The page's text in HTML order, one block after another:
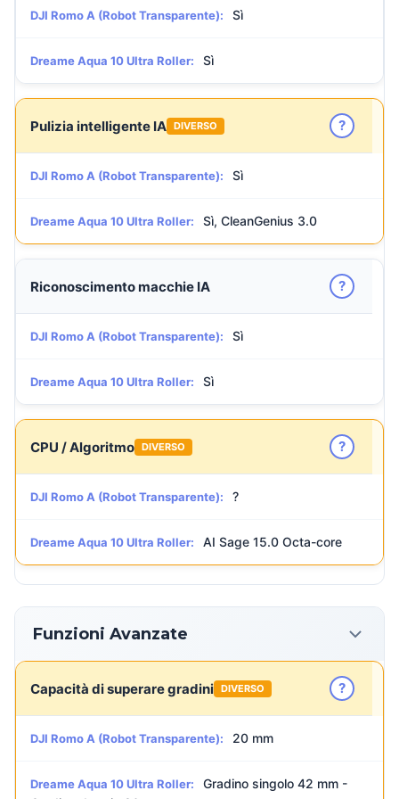
DJI Romo A (Robot Transparente): Sì
Dreame Aqua 10 Ultra Roller: Sì
Pulizia intelligente IA DIVERSO ?
DJI Romo A (Robot Transparente): Sì
Dreame Aqua 10 Ultra Roller: Sì, CleanGenius 3.0
Riconoscimento macchie IA ?
DJI Romo A (Robot Transparente): Sì
Dreame Aqua 10 Ultra Roller: Sì
CPU / Algoritmo DIVERSO ?
DJI Romo A (Robot Transparente): ?
Dreame Aqua 10 Ultra Roller: AI Sage 15.0 Octa-core
Funzioni Avanzate
Capacità di superare gradini DIVERSO ?
DJI Romo A (Robot Transparente): 20 mm
Dreame Aqua 10 Ultra Roller:
Gradino singolo 42 mm -